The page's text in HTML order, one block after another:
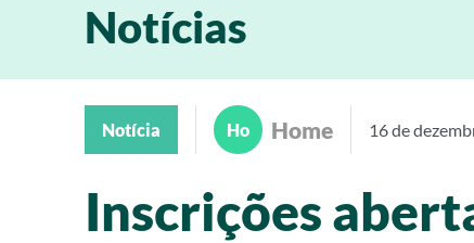
Notícias
Notícia Ho Home 16 de
Inscrições